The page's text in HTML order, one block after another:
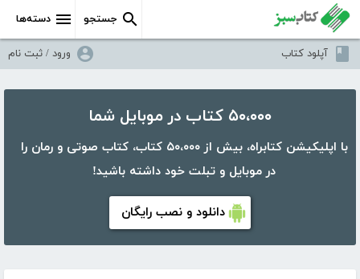
دسته‌ها جستجو
آپلود کتاب ورود / ثبت نام
۵۰،۰۰۰ کتاب در موبایل شما
با اپلیکیشن کتابراه، بیش از ۵۰،۰۰۰ کتاب، کتاب صوتی و رمان را
در موبایل و تبلت خود داشته باشید!
دانلود و نصب رایگان